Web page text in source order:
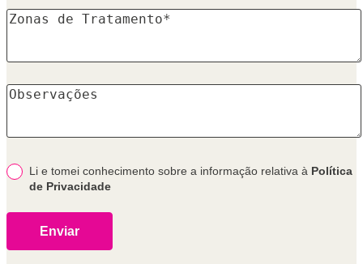
Li e tomei conhecimento sobre a informação relativa à Política
de Privacidade